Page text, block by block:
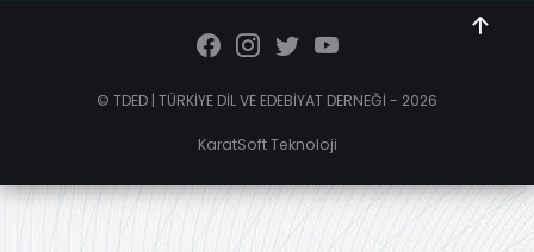
© TDED | TÜRKİYE DİL VE EDEBİYAT DERNEĞİ - 2026
KaratSoft Teknoloji